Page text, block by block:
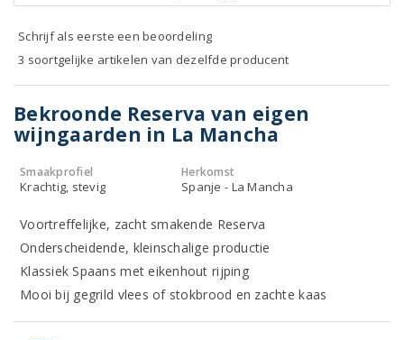
Schrijf als eerste een beoordeling
3 soortgelijke artikelen van dezelfde producent
Bekroonde Reserva van eigen
wijngaarden in La Mancha
Smaakprofiel
Krachtig, stevig
Herkomst
Spanje - La Mancha
Voortreffelijke, zacht smakende Reserva
Onderscheidende, kleinschalige productie
Klassiek Spaans met eikenhout rijping
Mooi bij gegrild vlees of stokbrood en zachte kaas